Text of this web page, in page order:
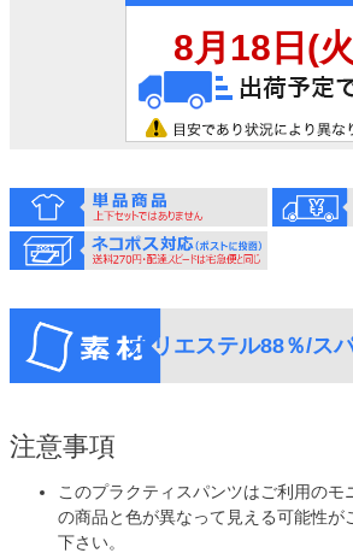
ポリエステル88％/ス
注意事項
このプラクティスパンツはご利用のモ
の商品と色が異なって見える可能性が
下さい。